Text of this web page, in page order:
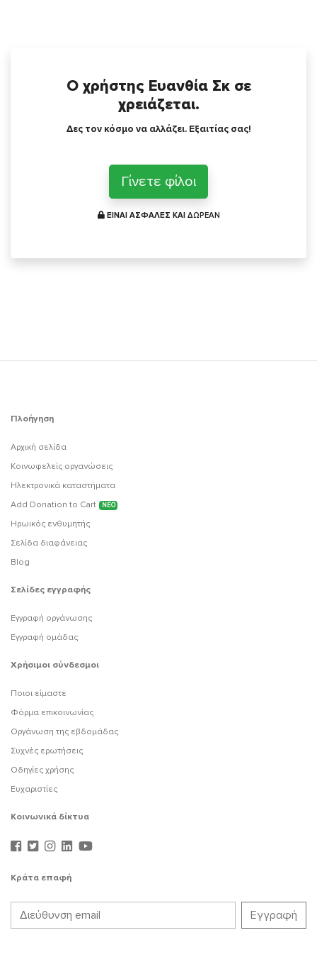
Ο χρήστης Ευανθία Σκ σε
χρειάζεται.
Δες τον κόσμο να αλλάζει. Εξαιτίας σας!
Γίνετε φίλοι
ΕΙΝΑΙ ΑΣΦΑΛΕΣ ΚΑΙ ΔΩΡΕΑΝ
Πλοήγηση
Αρχική σελίδα
Κοινωφελείς οργανώσεις
Ηλεκτρονικά καταστήματα
Add Donation to Cart
ΝΕΟ
Ηρωικός ενθυμητής
Σελίδα διαφάνειας
Blog
Σελίδες εγγραφής
Εγγραφή οργάνωσης
Εγγραφή ομάδας
Χρήσιμοι σύνδεσμοι
Ποιοι είμαστε
Φόρμα επικοινωνίας
Οργάνωση της εβδομάδας
Συχνές ερωτήσεις
Οδηγίες χρήσης
Ευχαριστίες
Κοινωνικά δίκτυα
Κράτα επαφή